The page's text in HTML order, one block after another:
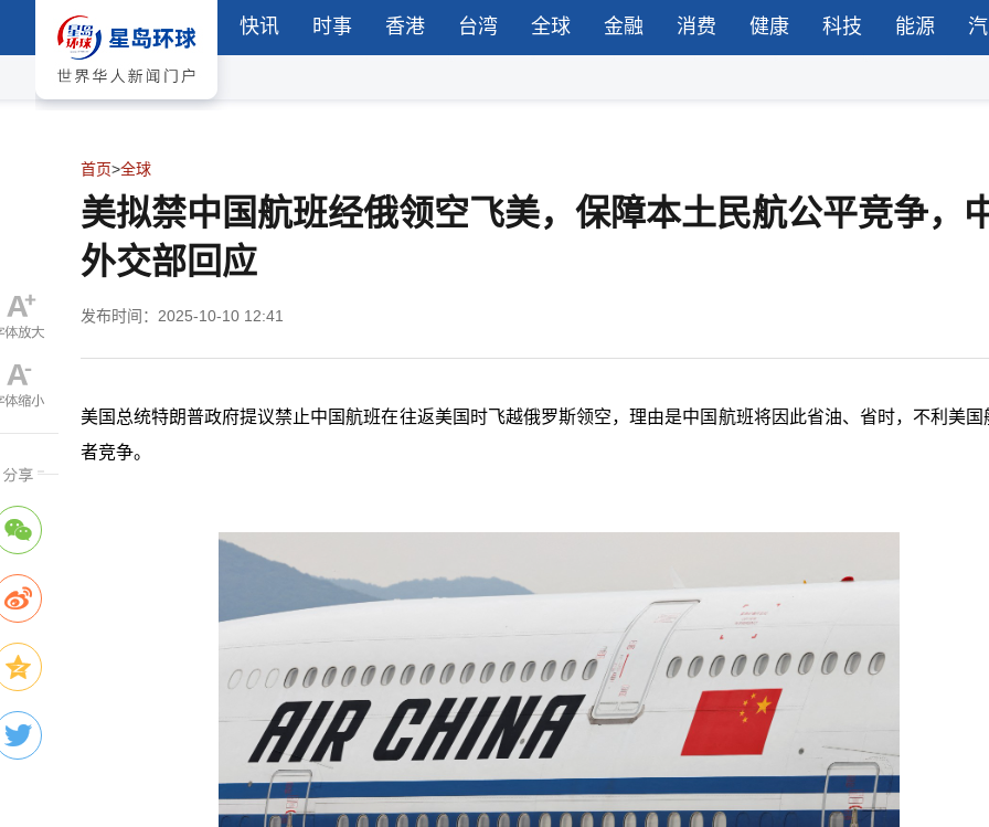
快讯 时事 香港 台湾 全球 金融 消费 健康 科技 能源
首页>全球
美拟禁中国航班经俄领空飞美，保障本土民航公平竞争，
外交部回应
发布时间：2025-10-10 12:41
美国总统特朗普政府提议禁止中国航班在往返美国时飞越俄罗斯领空，理由是中国航班将因此省油、省时，不利美国
者竞争。